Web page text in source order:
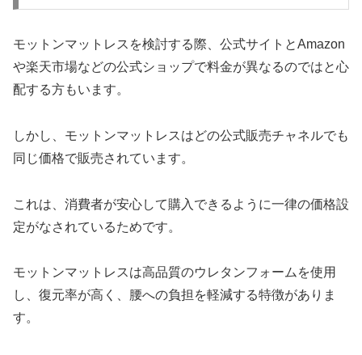
モットンマットレスを検討する際、公式サイトとAmazon
や楽天市場などの公式ショップで料金が異なるのではと心
配する方もいます。
しかし、モットンマットレスはどの公式販売チャネルでも
同じ価格で販売されています。
これは、消費者が安心して購入できるように一律の価格設
定がなされているためです。
モットンマットレスは高品質のウレタンフォームを使用
し、復元率が高く、腰への負担を軽減する特徴がありま
す。